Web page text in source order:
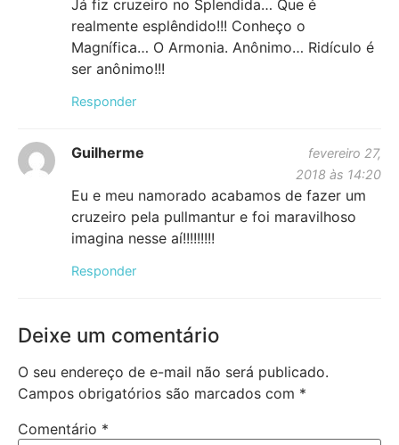
Já fiz cruzeiro no Splendida… Que é
realmente esplêndido!!! Conheço o
Magnífica… O Armonia. Anônimo… Ridículo é
ser anônimo!!!
Responder
Guilherme
fevereiro 27,
2018 às 14:20
Eu e meu namorado acabamos de fazer um
cruzeiro pela pullmantur e foi maravilhoso
imagina nesse aí!!!!!!!!!
Responder
Deixe um comentário
O seu endereço de e-mail não será publicado.
Campos obrigatórios são marcados com *
Comentário *